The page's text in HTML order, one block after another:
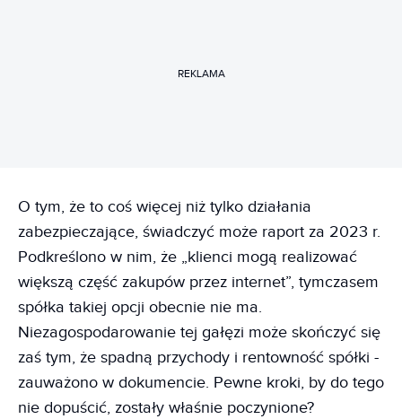
REKLAMA
O tym, że to coś więcej niż tylko działania
zabezpieczające, świadczyć może raport za 2023 r.
Podkreślono w nim, że „klienci mogą realizować
większą część zakupów przez internet”, tymczasem
spółka takiej opcji obecnie nie ma.
Niezagospodarowanie tej gałęzi może skończyć się
zaś tym, że spadną przychody i rentowność spółki -
zauważono w dokumencie. Pewne kroki, by do tego
nie dopuścić, zostały właśnie poczynione?